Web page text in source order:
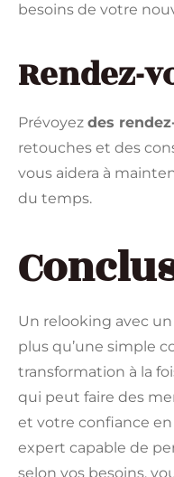
besoins de votre
Rendez-
Prévoyez des
retouches et des
vous aidera à
du temps.
Un relooking avec
plus qu’une simple
transformation à la
qui peut faire des
et votre confiance
expert capable de
selon vos besoins,